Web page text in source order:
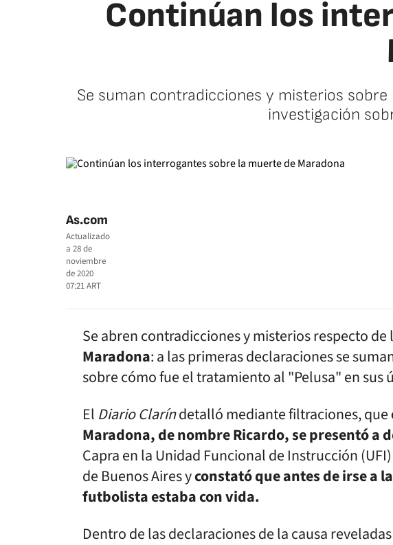
Continúan los
Se suman contradicciones y misterios
investigación
As.com
Actualizado
a 28 de
noviembre
de 2020
07:21ART
Se abren contradicciones y misterios respecto de
Maradona: a las primeras declaraciones se
sobre cómo fue el tratamiento al "Pelusa" en sus
El Diario Claríndetalló mediante filtraciones, que
Maradona, de nombre Ricardo, se presentó a
Capra en la Unidad Funcional de Instrucción
de Buenos Aires yconstató que antes de irse a
futbolista estaba con vida.
Dentro de las declaraciones de la causa